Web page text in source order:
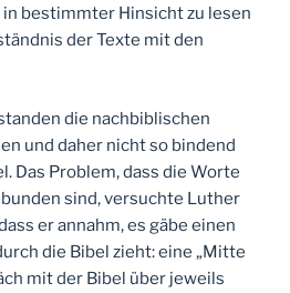
bestimmter Hinsicht zu lesen
der Texte mit den
die nachbiblischen
und daher nicht so bindend
Das Problem, dass die Worte
sind, versuchte Luther
er annahm, es gäbe einen
die Bibel zieht: eine „Mitte
mit der Bibel über jeweils